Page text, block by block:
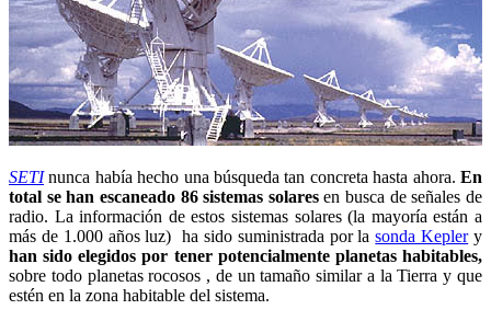
SETI nunca había hecho una búsqueda tan concreta hasta ahora.En
total se han escaneado 86 sistemas solaresen busca de señales de
radio. La información de estos sistemas solares (la mayoría están a
más de 1.000 años luz) ha sido suministrada por lasonda Keplery
han sido elegidos por tener potencialmente planetas habitables,
sobre todo planetas rocosos , de un tamaño similar a la Tierra y que
estén en la zona habitable del sistema.